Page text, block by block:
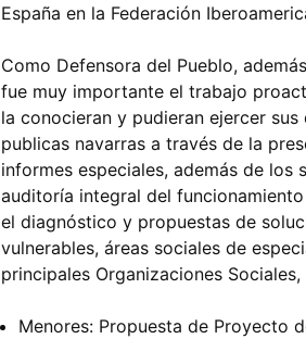
España en la Federación
Como Defensora del Pueblo,
fue muy importante el trabajo
la conocieran y pudieran ejercer
publicas navarras a través de la
informes especiales, además de
auditoría integral del
el diagnóstico y propuestas de
vulnerables, áreas sociales de
principales Organizaciones
Menores: Propuesta de Proyecto